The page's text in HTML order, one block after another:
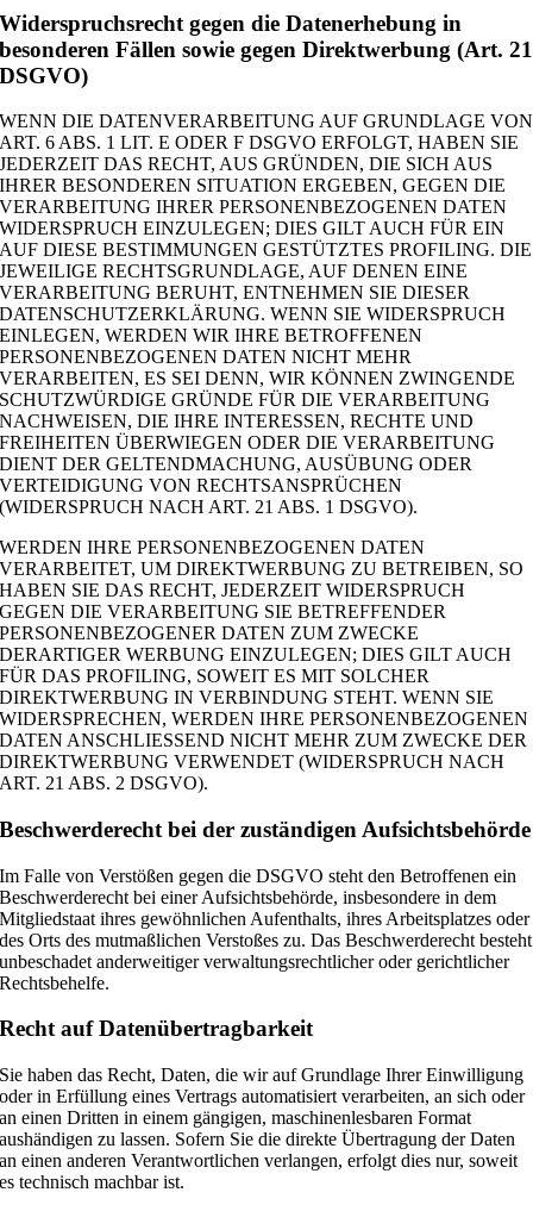
Widerspruchsrecht gegen die Datenerhebung in
besonderen Fällen sowie gegen Direktwerbung (Art. 21
DSGVO)
WENN DIE DATENVERARBEITUNG AUF GRUNDLAGE VON
ART. 6 ABS. 1 LIT. E ODER F DSGVO ERFOLGT, HABEN SIE
JEDERZEIT DAS RECHT, AUS GRÜNDEN, DIE SICH AUS
IHRER BESONDEREN SITUATION ERGEBEN, GEGEN DIE
VERARBEITUNG IHRER PERSONENBEZOGENEN DATEN
WIDERSPRUCH EINZULEGEN; DIES GILT AUCH FÜR EIN
AUF DIESE BESTIMMUNGEN GESTÜTZTES PROFILING. DIE
JEWEILIGE RECHTSGRUNDLAGE, AUF DENEN EINE
VERARBEITUNG BERUHT, ENTNEHMEN SIE DIESER
DATENSCHUTZERKLÄRUNG. WENN SIE WIDERSPRUCH
EINLEGEN, WERDEN WIR IHRE BETROFFENEN
PERSONENBEZOGENEN DATEN NICHT MEHR
VERARBEITEN, ES SEI DENN, WIR KÖNNEN ZWINGENDE
SCHUTZWÜRDIGE GRÜNDE FÜR DIE VERARBEITUNG
NACHWEISEN, DIE IHRE INTERESSEN, RECHTE UND
FREIHEITEN ÜBERWIEGEN ODER DIE VERARBEITUNG
DIENT DER GELTENDMACHUNG, AUSÜBUNG ODER
VERTEIDIGUNG VON RECHTSANSPRÜCHEN
(WIDERSPRUCH NACH ART. 21 ABS. 1 DSGVO).
WERDEN IHRE PERSONENBEZOGENEN DATEN
VERARBEITET, UM DIREKTWERBUNG ZU BETREIBEN, SO
HABEN SIE DAS RECHT, JEDERZEIT WIDERSPRUCH
GEGEN DIE VERARBEITUNG SIE BETREFFENDER
PERSONENBEZOGENER DATEN ZUM ZWECKE
DERARTIGER WERBUNG EINZULEGEN; DIES GILT AUCH
FÜR DAS PROFILING, SOWEIT ES MIT SOLCHER
DIREKTWERBUNG IN VERBINDUNG STEHT. WENN SIE
WIDERSPRECHEN, WERDEN IHRE PERSONENBEZOGENEN
DATEN ANSCHLIESSEND NICHT MEHR ZUM ZWECKE DER
DIREKTWERBUNG VERWENDET (WIDERSPRUCH NACH
ART. 21 ABS. 2 DSGVO).
Beschwerde­recht bei der zuständigen Aufsichts­behörde
Im Falle von Verstößen gegen die DSGVO steht den Betroffenen ein
Beschwerderecht bei einer Aufsichtsbehörde, insbesondere in dem
Mitgliedstaat ihres gewöhnlichen Aufenthalts, ihres Arbeitsplatzes oder
des Orts des mutmaßlichen Verstoßes zu. Das Beschwerderecht besteht
unbeschadet anderweitiger verwaltungsrechtlicher oder gerichtlicher
Rechtsbehelfe.
Recht auf Daten­übertrag­barkeit
Sie haben das Recht, Daten, die wir auf Grundlage Ihrer Einwilligung
oder in Erfüllung eines Vertrags automatisiert verarbeiten, an sich oder
an einen Dritten in einem gängigen, maschinenlesbaren Format
aushändigen zu lassen. Sofern Sie die direkte Übertragung der Daten
an einen anderen Verantwortlichen verlangen, erfolgt dies nur, soweit
es technisch machbar ist.